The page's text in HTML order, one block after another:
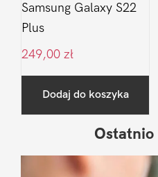
Samsung Galaxy S22
Plus
249,00 zł
Dodaj do koszyka
Sidebar
Ostatnio